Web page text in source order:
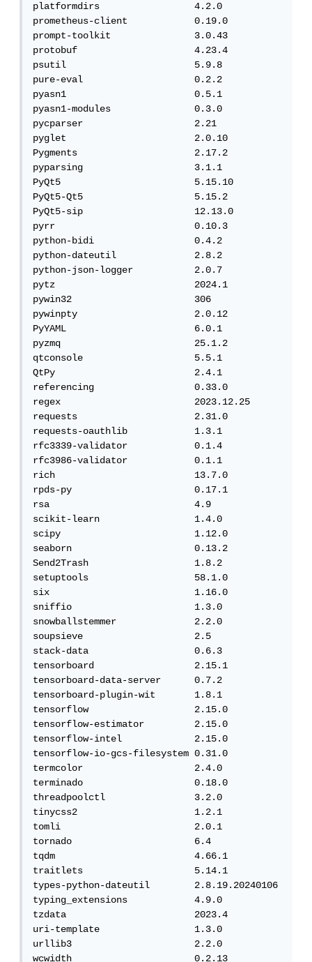
platformdirs                 4.2.0
prometheus-client            0.19.0
prompt-toolkit               3.0.43
protobuf                     4.23.4
psutil                       5.9.8
pure-eval                    0.2.2
pyasn1                       0.5.1
pyasn1-modules               0.3.0
pycparser                    2.21
pyglet                       2.0.10
Pygments                     2.17.2
pyparsing                    3.1.1
PyQt5                        5.15.10
PyQt5-Qt5                    5.15.2
PyQt5-sip                    12.13.0
pyrr                         0.10.3
python-bidi                  0.4.2
python-dateutil              2.8.2
python-json-logger           2.0.7
pytz                         2024.1
pywin32                      306
pywinpty                     2.0.12
PyYAML                       6.0.1
pyzmq                        25.1.2
qtconsole                    5.5.1
QtPy                         2.4.1
referencing                  0.33.0
regex                        2023.12.25
requests                     2.31.0
requests-oauthlib            1.3.1
rfc3339-validator            0.1.4
rfc3986-validator            0.1.1
rich                         13.7.0
rpds-py                      0.17.1
rsa                          4.9
scikit-learn                 1.4.0
scipy                        1.12.0
seaborn                      0.13.2
Send2Trash                   1.8.2
setuptools                   58.1.0
six                          1.16.0
sniffio                      1.3.0
snowballstemmer              2.2.0
soupsieve                    2.5
stack-data                   0.6.3
tensorboard                  2.15.1
tensorboard-data-server      0.7.2
tensorboard-plugin-wit       1.8.1
tensorflow                   2.15.0
tensorflow-estimator         2.15.0
tensorflow-intel             2.15.0
tensorflow-io-gcs-filesystem 0.31.0
termcolor                    2.4.0
terminado                    0.18.0
threadpoolctl                3.2.0
tinycss2                     1.2.1
tomli                        2.0.1
tornado                      6.4
tqdm                         4.66.1
traitlets                    5.14.1
types-python-dateutil        2.8.19.20240106
typing_extensions            4.9.0
tzdata                       2023.4
uri-template                 1.3.0
urllib3                      2.2.0
wcwidth                      0.2.13